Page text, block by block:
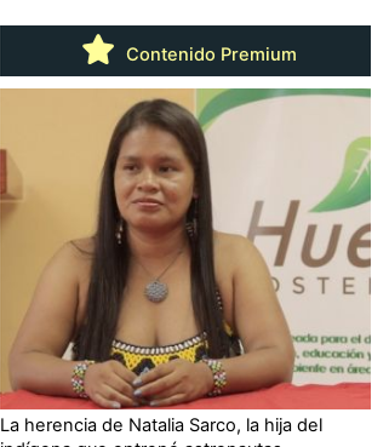
Contenido Premium
La herencia de Natalia Sarco, la hija del